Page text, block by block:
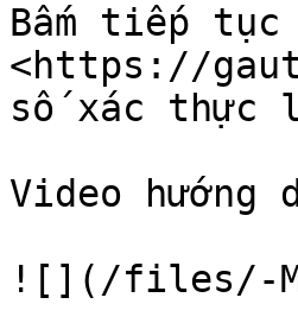
Bấm tiếp
<https://
số xác thực
Video hướng
![](/files/-